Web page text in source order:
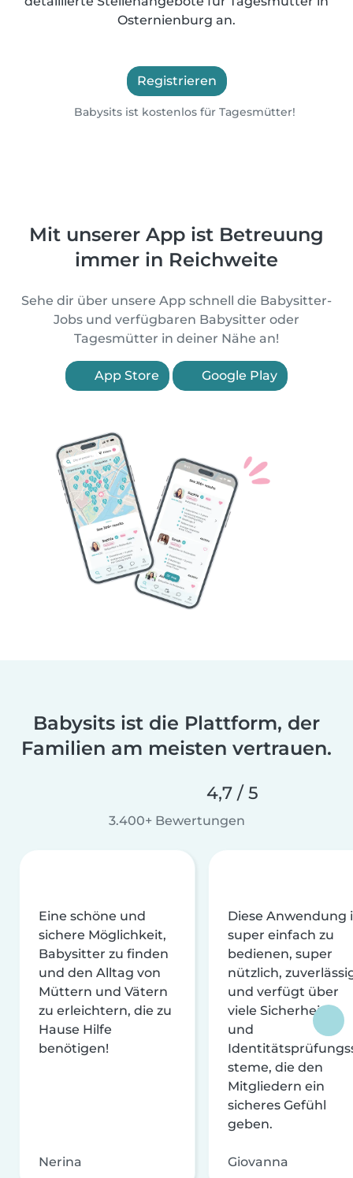
Osternienburg an.
Registrieren
Babysits ist kostenlos für Tagesmütter!
Mit unserer App ist Betreuung
immer in Reichweite
Sehe dir über unsere App schnell die Babysitter-
Jobs und verfügbaren Babysitter oder
Tagesmütter in deiner Nähe an!
App Store Google Play
Babysits ist die Plattform, der
Familien am meisten vertrauen.
4,7 / 5
3.400+ Bewertungen
Eine schöne und
sichere Möglichkeit,
Babysitter zu finden
und den Alltag von
Müttern und Vätern
zu erleichtern, die zu
Hause Hilfe
benötigen!
Nerina
Diese Anwendung
super einfach zu
bedienen, super
nützlich,
und verfügt über
viele Sicherheits-
und
steme, die den
Mitgliedern ein
sicheres Gefühl
geben.
Giovanna